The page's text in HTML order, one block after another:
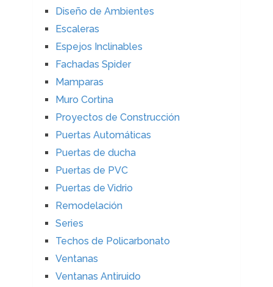
Diseño de Ambientes
Escaleras
Espejos Inclinables
Fachadas Spider
Mamparas
Muro Cortina
Proyectos de Construcción
Puertas Automáticas
Puertas de ducha
Puertas de PVC
Puertas de Vidrio
Remodelación
Series
Techos de Policarbonato
Ventanas
Ventanas Antiruido